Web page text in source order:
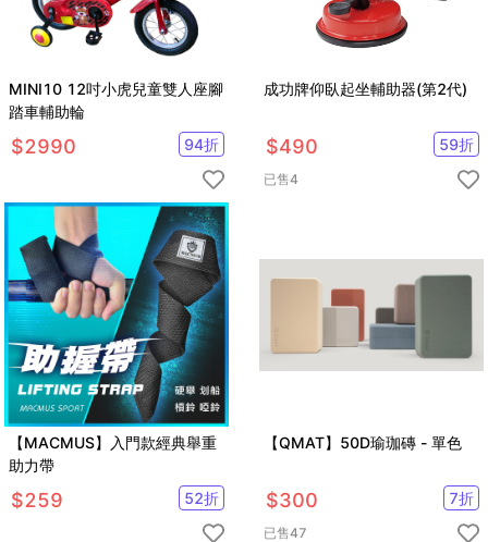
MINI10 12吋小虎兒童雙人座腳
踏車輔助輪
$2990 94折
成功牌仰臥起坐輔助器(第2代)
$490 59折
已售4
【MACMUS】入門款經典舉重
助力帶
$259 52折
【QMAT】50D瑜珈磚 - 單色
$300 7折
已售47